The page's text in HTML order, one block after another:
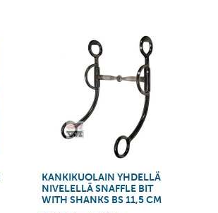
KANKIKUOLAIN YHDELLÄ
NIVELELLÄ SNAFFLE BIT
WITH SHANKS BS 11,5 CM